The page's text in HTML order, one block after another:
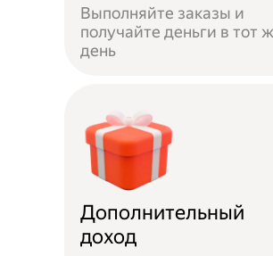
Выполняйте заказы и
получайте деньги в тот
день
Дополнительный
доход